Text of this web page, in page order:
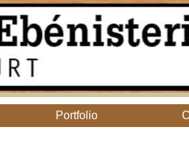
Portfolio